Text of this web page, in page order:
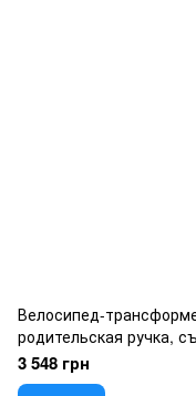
Велосипед-
родительская ручка,
3 548 грн